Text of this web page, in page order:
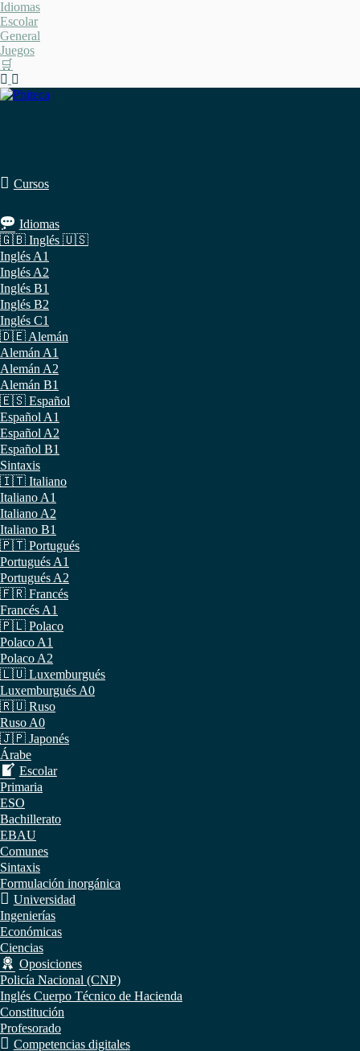
Saltar
al
contenido
Idiomas
Escolar
General
Juegos
🛒
Cursos
Idiomas
🇬🇧 Inglés 🇺🇸
Inglés A1
Inglés A2
Inglés B1
Inglés B2
Inglés C1
🇩🇪 Alemán
Alemán A1
Alemán A2
Alemán B1
🇪🇸 Español
Español A1
Español A2
Español B1
Sintaxis
🇮🇹 Italiano
Italiano A1
Italiano A2
Italiano B1
🇵🇹 Portugués
Portugués A1
Portugués A2
🇫🇷 Francés
Francés A1
🇵🇱 Polaco
Polaco A1
Polaco A2
🇱🇺 Luxemburgués
Luxemburgués A0
🇷🇺 Ruso
Ruso A0
🇯🇵 Japonés
Árabe
Escolar
Primaria
ESO
Bachillerato
EBAU
Comunes
Sintaxis
Formulación inorgánica
Universidad
Ingenierías
Económicas
Ciencias
Oposiciones
Policía Nacional (CNP)
Inglés Cuerpo Técnico de Hacienda
Constitución
Profesorado
Competencias digitales